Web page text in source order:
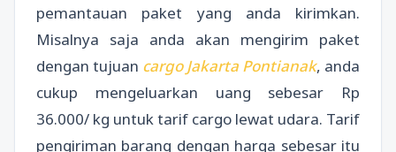
pemantauan paket yang anda kirimkan.
Misalnya saja anda akan mengirim paket
dengan tujuan cargo Jakarta Pontianak, anda
cukup mengeluarkan uang sebesar Rp
36.000/ kg untuk tarif cargo lewat udara. Tarif
pengiriman barang dengan harga sebesar itu